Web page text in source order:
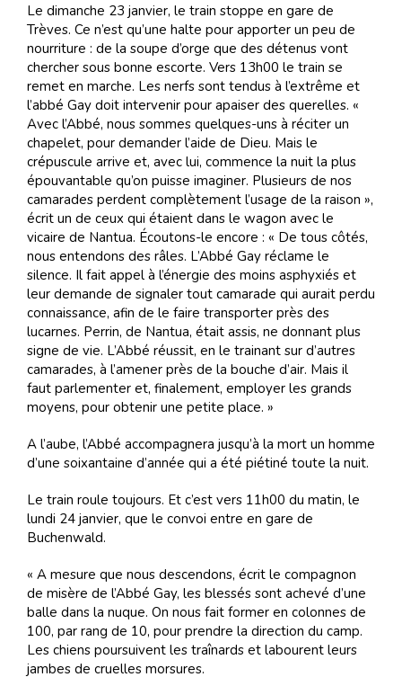
Le dimanche 23 janvier, le train stoppe en gare de
Trèves. Ce n’est qu’une halte pour apporter un peu de
nourriture : de la soupe d’orge que des détenus vont
chercher sous bonne escorte. Vers 13h00 le train se
remet en marche. Les nerfs sont tendus à l’extrême et
l’abbé Gay doit intervenir pour apaiser des querelles. «
Avec l’Abbé, nous sommes quelques-uns à réciter un
chapelet, pour demander l’aide de Dieu. Mais le
crépuscule arrive et, avec lui, commence la nuit la plus
épouvantable qu’on puisse imaginer. Plusieurs de nos
camarades perdent complètement l’usage de la raison »,
écrit un de ceux qui étaient dans le wagon avec le
vicaire de Nantua. Écoutons-le encore : « De tous côtés,
nous entendons des râles. L’Abbé Gay réclame le
silence. Il fait appel à l’énergie des moins asphyxiés et
leur demande de signaler tout camarade qui aurait perdu
connaissance, afin de le faire transporter près des
lucarnes. Perrin, de Nantua, était assis, ne donnant plus
signe de vie. L’Abbé réussit, en le trainant sur d’autres
camarades, à l’amener près de la bouche d’air. Mais il
faut parlementer et, finalement, employer les grands
moyens, pour obtenir une petite place. »
A l’aube, l’Abbé accompagnera jusqu’à la mort un homme
d’une soixantaine d’année qui a été piétiné toute la nuit.
Le train roule toujours. Et c’est vers 11h00 du matin, le
lundi 24 janvier, que le convoi entre en gare de
Buchenwald.
« A mesure que nous descendons, écrit le compagnon
de misère de l’Abbé Gay, les blessés sont achevé d’une
balle dans la nuque. On nous fait former en colonnes de
100, par rang de 10, pour prendre la direction du camp.
Les chiens poursuivent les traînards et labourent leurs
jambes de cruelles morsures.